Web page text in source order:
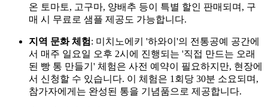
온 토마토, 고구마, 양배추 등이 특별 할인 판매되며, 구
매 시 무료로 샘플 제공도 가능합니다.
지역 문화 체험 : 미치노에키 '하와이'의 전통공예 공간에
서 매주 일요일 오후 2시에 진행되는 '직접 만드는 오래
된 빵 통 만들기' 체험은 사전 예약이 필요하지만, 현장에
서 신청할 수 있습니다. 이 체험은 1회당 30분 소요되며,
참가자에게는 완성된 통을 기념품으로 제공합니다.